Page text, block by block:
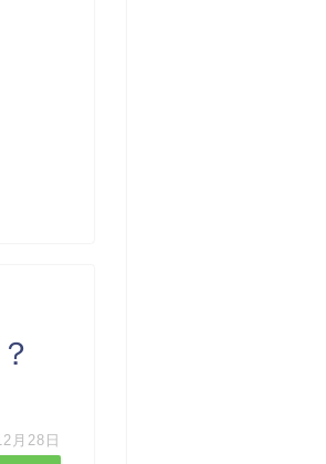
月28日